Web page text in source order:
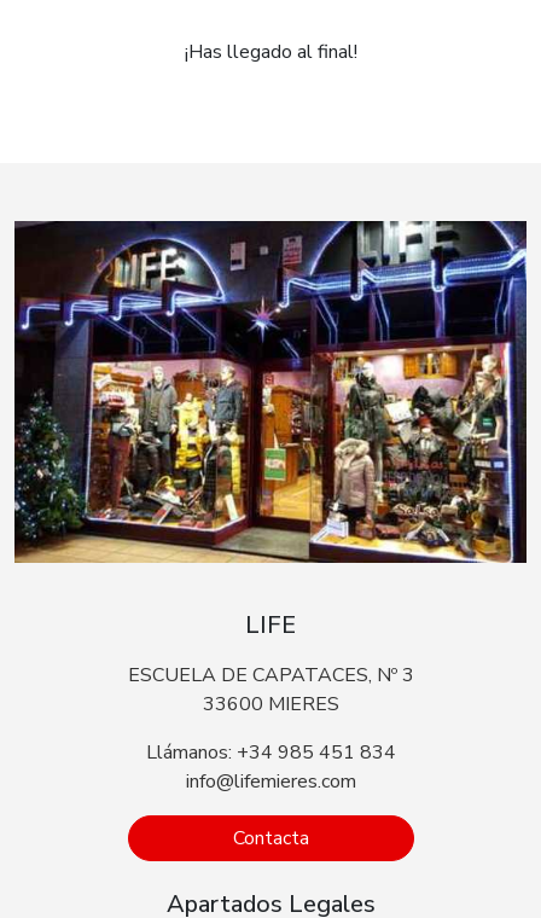
¡Has llegado al final!
LIFE
ESCUELA DE CAPATACES, Nº 3
33600 MIERES
Llámanos: +34 985 451 834
info@lifemieres.com
Contacta
Apartados Legales